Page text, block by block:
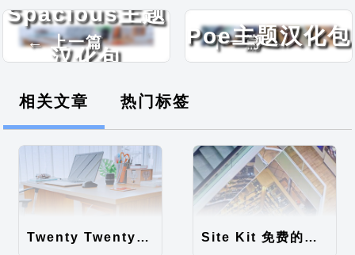
← 上一篇
Spacious主题
汉化包
下一篇 →
Poe主题汉化包
相关文章 热门标签
Twenty Twenty-Five 免费的WordPress内容主题 Site Kit 免费的WordPress数据统计插件